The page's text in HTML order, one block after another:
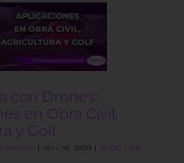
con Drones:
en Obra Civil,
y Golf
Asensio | abril 1st, 2020 | BLOG | Sin